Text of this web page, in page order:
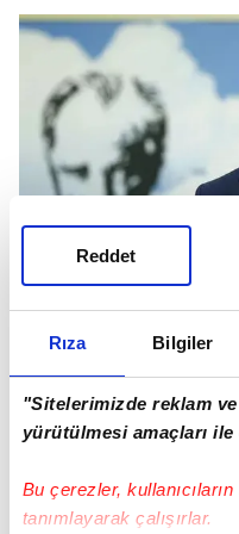
Rıza Bilgiler
"Sitelerimizde reklam
yürütülmesi amaçları ile
Bu çerezler, kullanıcıların
tanımlayarak çalışırlar.
Reddet
"KURULTAYDAN
ÖZEL"
İmamoğlu'nun bu
Kılıçdaroğlu'nu
zoom cuntasının